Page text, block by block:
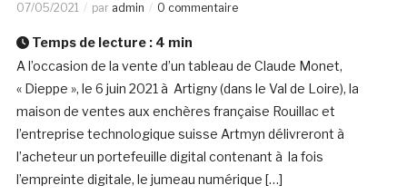
07/05/2021 par admin 0 commentaire
Temps de lecture : 4 min
A l’occasion de la vente d’un tableau de Claude Monet,
« Dieppe », le 6 juin 2021 à Artigny (dans le Val de Loire), la
maison de ventes aux enchères française Rouillac et
l’entreprise technologique suisse Artmyn délivreront à
l’acheteur un portefeuille digital contenant à la fois
l’empreinte digitale, le jumeau numérique […]